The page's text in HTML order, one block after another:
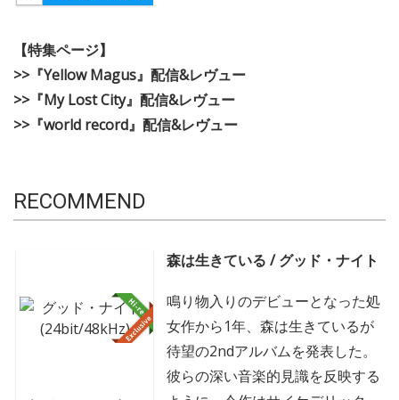
【特集ページ】
>>『Yellow Magus』配信&レヴュー
>>『My Lost City』配信&レヴュー
>>『world record』配信&レヴュー
RECOMMEND
森は生きている / グッド・ナイト
鳴り物入りのデビューとなった処
女作から1年、森は生きているが
待望の2ndアルバムを発表した。
彼らの深い音楽的見識を反映する